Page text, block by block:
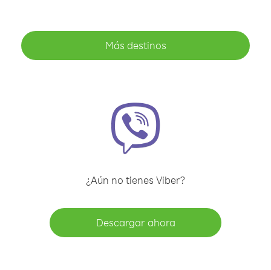
Más destinos
¿Aún no tienes Viber?
Descargar ahora